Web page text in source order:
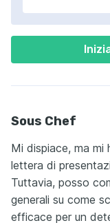
Sous Chef
Mi dispiace, ma mi
lettera di
Tuttavia, posso
generali su come
efficace per un